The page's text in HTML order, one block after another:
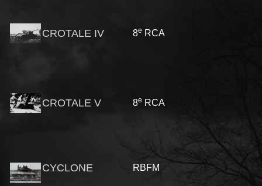
CROTALE IV 8e RCA
CROTALE V 8e RCA
CYCLONE RBFM